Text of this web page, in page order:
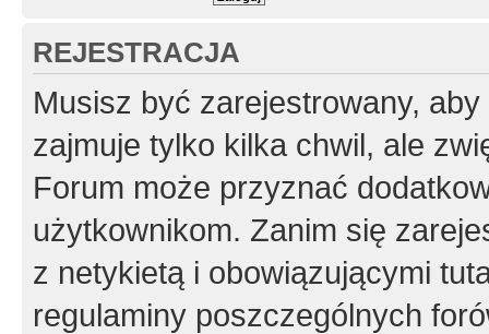
REJESTRACJA
Musisz być zarejestrowany,
zajmuje tylko kilka chwil, ale
Forum może przyznać
użytkownikom. Zanim się
z netykietą i obowiązującymi
regulaminy poszczególnych